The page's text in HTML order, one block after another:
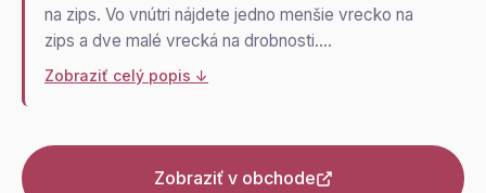
na zips. Vo vnútri nájdete jedno menšie vrecko na
zips a dve malé vrecká na drobnosti.…
Zobraziť celý popis ↓
Zobraziť v obchode